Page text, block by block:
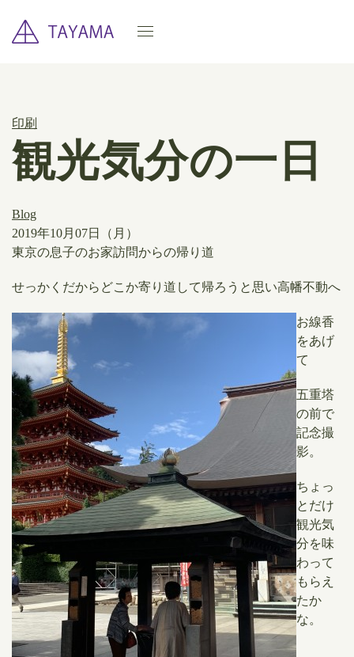
印刷
観光気分の一日
Blog
2019年10月07日（月）
​東京の息子のお家訪問からの帰り道
せっかくだからどこか寄り道して帰ろうと思い高幡不動へ
お線香
をあげ
て
​五重塔
の前で
記念撮
影。
ちょっ
とだけ
観光気
分を味
わって
もらえ
たか
な。